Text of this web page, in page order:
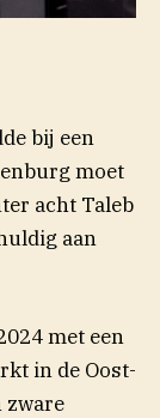
bij een
moet
acht Taleb
aan
met een
in de Oost-
zware